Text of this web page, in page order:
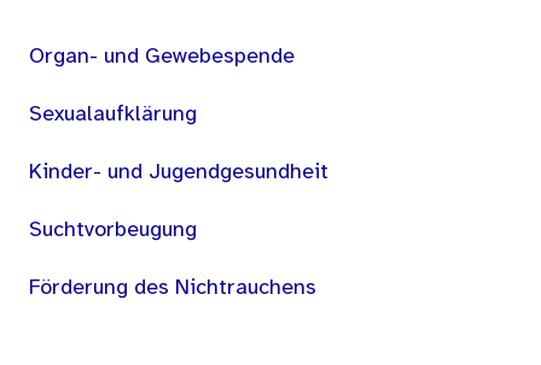
Organ- und Gewebespende
Sexualaufklärung
Kinder- und Jugendgesundheit
Suchtvorbeugung
Förderung des Nichtrauchens